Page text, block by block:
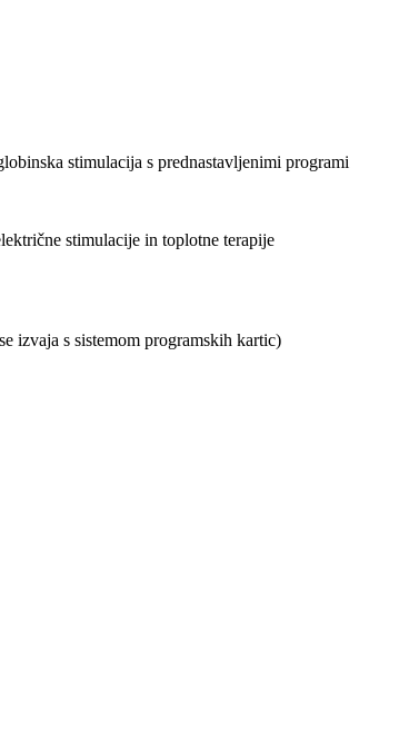
stimulacija s prednastavljenimi programi
stimulacije in toplotne terapije
izvaja s sistemom programskih kartic)